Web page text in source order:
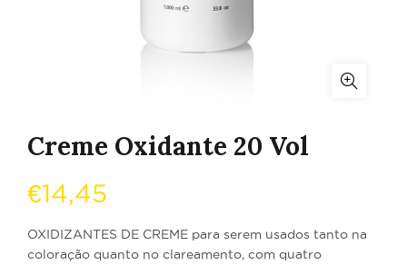
Creme Oxidante 20 Vol
€14,45
OXIDIZANTES DE CREME para serem usados tanto na
coloração quanto no clareamento, com quatro